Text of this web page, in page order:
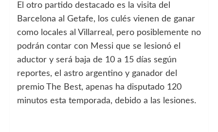
El otro partido destacado es la visita del
Barcelona al Getafe, los culés vienen de ganar
como locales al Villarreal, pero posiblemente no
podrán contar con Messi que se lesionó el
aductor y será baja de 10 a 15 días según
reportes, el astro argentino y ganador del
premio The Best, apenas ha disputado 120
minutos esta temporada, debido a las lesiones.